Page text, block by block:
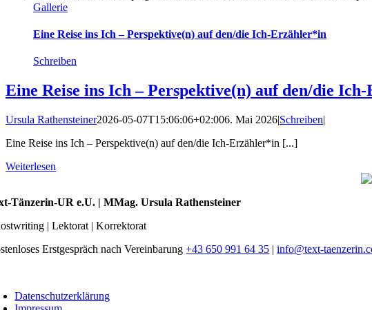
Gallerie
Eine Reise ins Ich – Perspektive(n) auf den/die Ich-Erzähler*in
Schreiben
Eine Reise ins Ich – Perspektive(n) auf den/die
Ursula Rathensteiner2026-05-07T15:06:06+02:006. Mai 2026|Schreiben|
Eine Reise ins Ich – Perspektive(n) auf den/die Ich-Erzähler*in [...]
Weiterlesen
Tänzerin-UR e.U. | MMag. Ursula Rathensteiner
| Lektorat | Korrektorat
Erstgespräch nach Vereinbarung+43 650 991 64 35 |info@text-
Datenschutzerklärung